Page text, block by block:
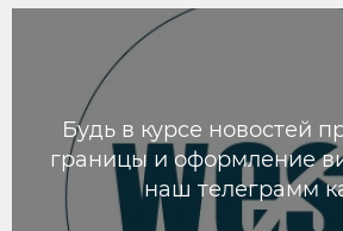
Будь в курсе новостей
границы и оформление
наш телеграмм